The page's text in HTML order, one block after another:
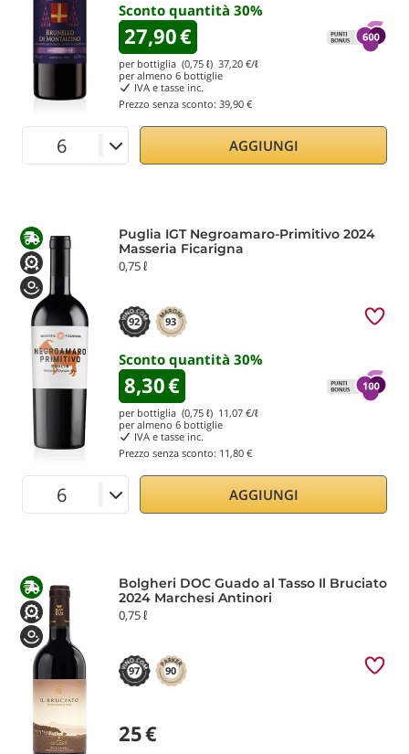
Sconto quantità 30%
27,90€
per bottiglia (0,75 ℓ) 37,20 €/ℓ
per almeno 6 bottiglie
IVA e tasse inc.
Prezzo senza sconto: 39,90 €
AGGIUNGI
Puglia IGT Negroamaro-Primitivo 2024
Masseria Ficarigna
0,75 ℓ
92 93
Sconto quantità 30%
8,30€
per bottiglia (0,75 ℓ) 11,07 €/ℓ
per almeno 6 bottiglie
IVA e tasse inc.
Prezzo senza sconto: 11,80 €
AGGIUNGI
Bolgheri DOC Guado al Tasso Il Bruciato
2024 Marchesi Antinori
0,75 ℓ
97 90
25€